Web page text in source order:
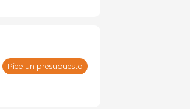
Pide un presupuesto